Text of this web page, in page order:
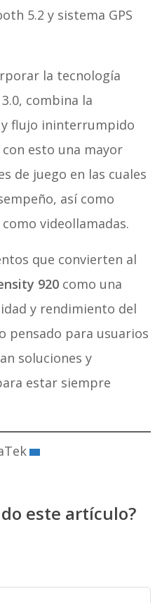
5.2 y sistema GPS
la tecnología
combina la
flujo ininterrumpido
esto una mayor
de juego en las cuales
así como
videollamadas.
que convierten al
920 como una
y rendimiento del
pensado para usuarios
soluciones y
estar siempre
este artículo?